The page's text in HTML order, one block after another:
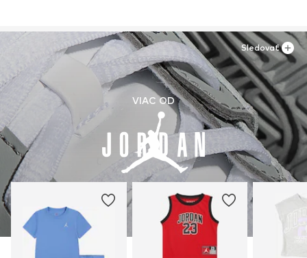
VIAC OD
Sledovať